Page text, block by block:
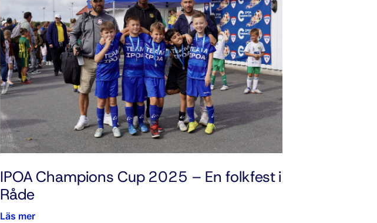
IPOA Champions Cup 2025 – En folkfest i
Råde
Läs mer